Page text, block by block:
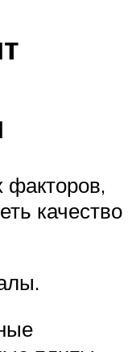
факторов,
качество